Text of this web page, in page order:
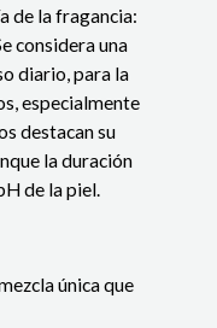
de la fragancia:
considera una
diario, para la
especialmente
destacan su
la duración
de la piel.
única que